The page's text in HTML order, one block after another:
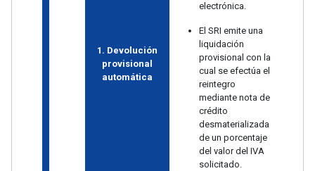
1. Devolución
provisional
automática
electrónica.
El SRI emite una
liquidación
provisional con la
cual se efectúa el
reintegro
mediante nota de
crédito
desmaterializada
de un porcentaje
del valor del IVA
solicitado.